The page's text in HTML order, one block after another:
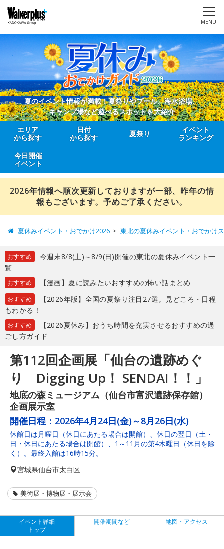
MENU
夏のイベント情報が満載！夏祭りやプール、海水浴場、
キャンプ場など遊べるスポットを大紹介
エリア
から探す
日付
から探す
夏祭り
イベント
ランキング
今日開催
イベント
2026年情報へ順次更新しておりますが一部、昨年の情
報もございます。予めご了承ください。
夏休みイベント・おでかけ2026 東北の夏休みイベント・おでかけ
おすすめ
今週末8/8(土)～8/9(日)開催の東北の夏休みイベント一
覧
おすすめ 【漫画】夏に読みたいおすすめの怖い話まとめ
おすすめ
【2026年版】全国の夏祭り注目27選。見どころ・日程
もわかる！
おすすめ
【2026夏休み】おうち時間を充実させるおすすめの過
ごし方ガイド
第112回企画展「仙台の遺跡めぐ
り Digging Up！ SENDAI！！」
地底の森ミュージアム（仙台市富沢遺跡保存館）
企画展示室
開催日程： 2026年4月24日(金)～8月26日(水)
休館日は月曜日（休日にあたる場合は開館）、休日の翌日（土・
日・休日にあたる場合は開館）、1～11月の第4木曜日（休日を除
く）。最終入館は16時15分。
宮城県仙台市太白区
美術展・博物展・展示会
イベント詳細
トップ
開催期間など 地図・アクセス